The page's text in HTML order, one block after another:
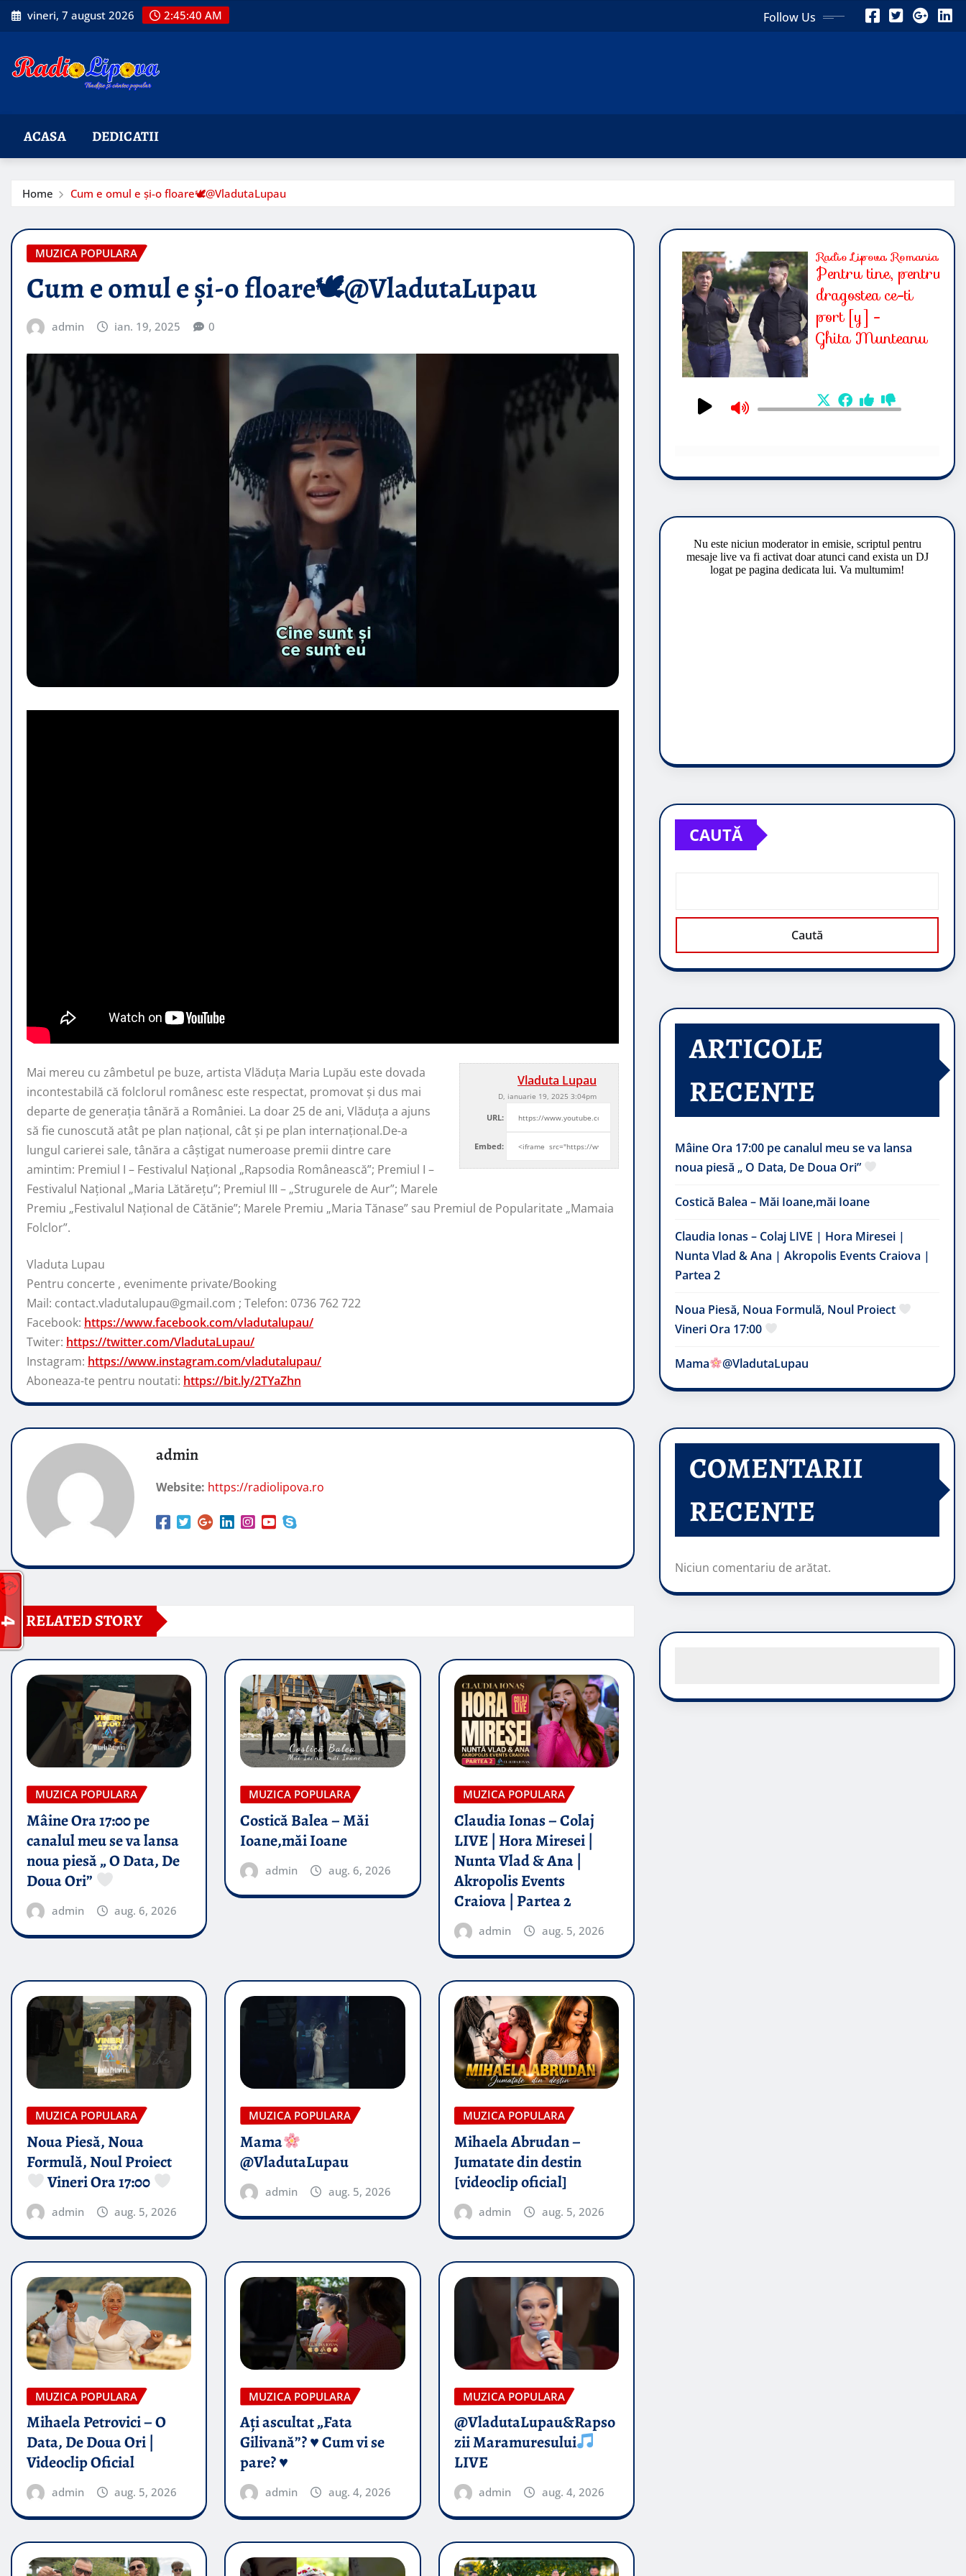
Skip
to
vineri, 7 august 2026 2:45:41 AM Follow Us
ACASA DEDICATII
Home Cum e omul e și-o floare🕊@VladutaLupau
MUZICA POPULARA
Cum e omul e și-o floare🕊@VladutaLupau
admin ian. 19, 2025 0
Vladuta Lupau
D, ianuarie 19, 2025 3:04pm
URL:
Embed:
Mai mereu cu zâmbetul pe buze, artista Vlăduța Maria Lupău este dovada
incontestabilă că folclorul românesc este respectat, promovat şi dus mai
departe de generaţia tânără a României. La doar 25 de ani, Vlăduța a ajuns
să fie cunoscută atât pe plan naţional, cât şi pe plan internaţional.De-a
lungul carierei sale, tânăra a câştigat numeroase premii dintre care
amintim: Premiul I – Festivalul Național „Rapsodia Românească”; Premiul I –
Festivalul Național „Maria Lătărețu”; Premiul III – „Strugurele de Aur”; Marele
Premiu „Festivalul Național de Cătănie”; Marele Premiu „Maria Tănase” sau Premiul de Popularitate „Mamaia
Folclor”.
Vladuta Lupau
Pentru concerte , evenimente private/Booking
Mail: contact.vladutalupau@gmail.com ; Telefon: 0736 762 722
Facebook: https://www.facebook.com/vladutalupau/
Twiter: https://twitter.com/VladutaLupau/
Instagram: https://www.instagram.com/vladutalupau/
Aboneaza-te pentru noutati: https://bit.ly/2TYaZhn
admin
Website: https://radiolipova.ro
RELATED STORY
MUZICA POPULARA
Mâine Ora 17:00 pe
canalul meu se va lansa
noua piesă „ O Data, De
Doua Ori”
admin aug. 6, 2026
MUZICA POPULARA
Costică Balea – Măi
Ioane,măi Ioane
admin aug. 6, 2026
MUZICA POPULARA
Claudia Ionas – Colaj
LIVE | Hora Miresei |
Nunta Vlad & Ana |
Akropolis Events
Craiova | Partea 2
admin aug. 5, 2026
MUZICA POPULARA
Noua Piesă, Noua
Formulă, Noul Proiect
Vineri Ora 17:00
admin aug. 5, 2026
MUZICA POPULARA
Mama
@VladutaLupau
admin aug. 5, 2026
MUZICA POPULARA
Mihaela Abrudan –
Jumatate din destin
[videoclip oficial]
admin aug. 5, 2026
MUZICA POPULARA
Mihaela Petrovici – O
Data, De Doua Ori |
Videoclip Oficial
admin aug. 5, 2026
MUZICA POPULARA
Ați ascultat „Fata
Gilivană”? ♥️ Cum vi se
pare? ♥️
admin aug. 4, 2026
MUZICA POPULARA
@VladutaLupau&Rapso
zii Maramuresului
LIVE
admin aug. 4, 2026
CAUTĂ
Caută
ARTICOLE
RECENTE
Mâine Ora 17:00 pe canalul meu se va lansa
noua piesă „ O Data, De Doua Ori”
Costică Balea – Măi Ioane,măi Ioane
Claudia Ionas – Colaj LIVE | Hora Miresei |
Nunta Vlad & Ana | Akropolis Events Craiova |
Partea 2
Noua Piesă, Noua Formulă, Noul Proiect
Vineri Ora 17:00
Mama @VladutaLupau
COMENTARII
RECENTE
Niciun comentariu de arătat.